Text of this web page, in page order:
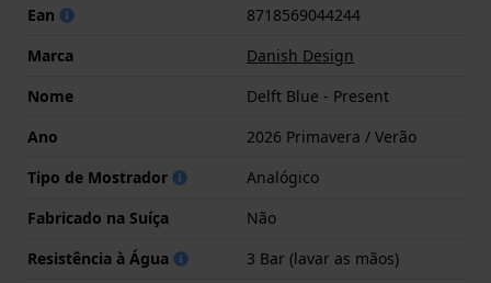
Ean
8718569044244
Marca
Danish Design
Nome
Delft Blue - Present
Ano
2026 Primavera / Verão
Tipo de Mostrador
Analógico
Fabricado na Suíça
Não
Resistência à Água
3 Bar (lavar as mãos)